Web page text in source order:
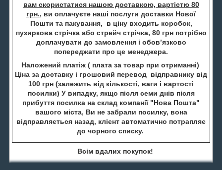
вам скористатися нашою доставкою, вартістю 80
грн., ви оплачуєте наші послуги доставки Нової
Пошти та пакування, в ціну входить коробок,
пузиркова стрічка або стрейч стрічка, 80 грн потрібно
доплачувати до замовлення і обов’язково
попереджати про це менеджера.
Наложений платіж ( плата за товар при отриманні)
Ціна за доставку і грошовий перевод відправнику від
100 грн (залежить від кількості, ваги і вартості
посилки) У випадку, якщо після семи днів після
прибуття посилка на склад компанії "Нова Пошта"
вашого міста, Ви не забрали посилку, вона
відправляється назад, клієнт автоматично потрапляє
до чорного списку.
Всім вдалих покупок!